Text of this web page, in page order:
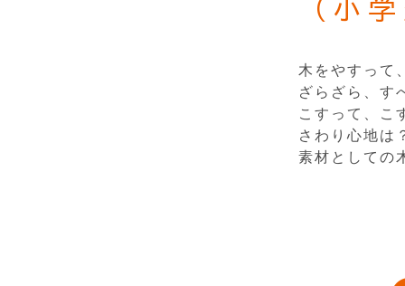
（小
木をやすって
ざらざら、す
こすって、こ
さわり心地は
素材としての